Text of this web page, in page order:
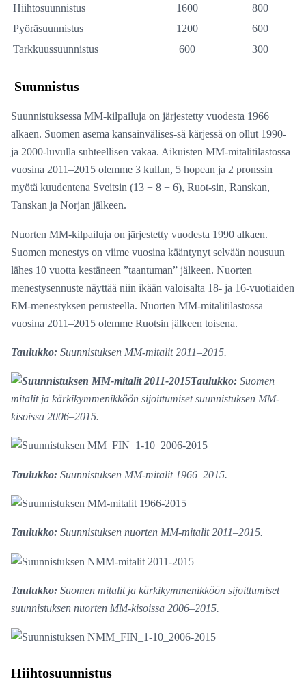
Hiihtosuunnistus
1600
800
Pyöräsuunnistus
1200
600
Tarkkuussuunnistus
600 300
Suunnistus
Suunnistuksessa MM-kilpailuja on järjestetty vuodesta 1966
alkaen. Suomen asema kansainvälises-sä kärjessä on ollut 1990-
ja 2000-luvulla suhteellisen vakaa. Aikuisten MM-mitalitilastossa
vuosina 2011–2015 olemme 3 kullan, 5 hopean ja 2 pronssin
myötä kuudentena Sveitsin (13 + 8 + 6), Ruot-sin, Ranskan,
Tanskan ja Norjan jälkeen.
Nuorten MM-kilpailuja on järjestetty vuodesta 1990 alkaen.
Suomen menestys on viime vuosina kääntynyt selvään nousuun
lähes 10 vuotta kestäneen ”taantuman” jälkeen. Nuorten
menestysennuste näyttää niin ikään valoisalta 18- ja 16-vuotiaiden
EM-menestyksen perusteella. Nuorten MM-mitalitilastossa
vuosina 2011–2015 olemme Ruotsin jälkeen toisena.
Taulukko: Suunnistuksen MM-mitalit 2011–2015.
Taulukko: Suomen
mitalit ja kärkikymmenikköön sijoittumiset suunnistuksen MM-
kisoissa 2006–2015.
Taulukko: Suunnistuksen MM-mitalit 1966–2015.
Taulukko: Suunnistuksen nuorten MM-mitalit 2011–2015.
Taulukko: Suomen mitalit ja kärkikymmenikköön sijoittumiset
suunnistuksen nuorten MM-kisoissa 2006–2015.
Hiihtosuunnistus